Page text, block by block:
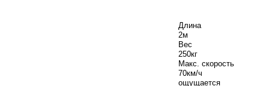
Длина
2м
Вес
250кг
Макс. скорость
70км/ч
ощущается